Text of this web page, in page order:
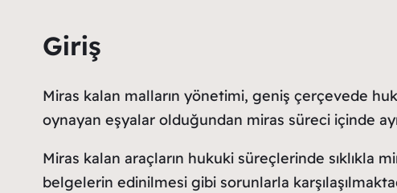
Giriş
Miras kalan malların yönetimi, geniş çerçevede
oynayan eşyalar olduğundan miras süreci içinde
Miras kalan araçların hukuki süreçlerinde sıklıkla
belgelerin edinilmesi gibi sorunlarla